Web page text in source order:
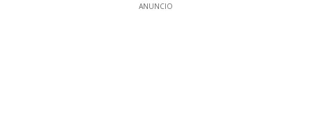
ANUNCIO